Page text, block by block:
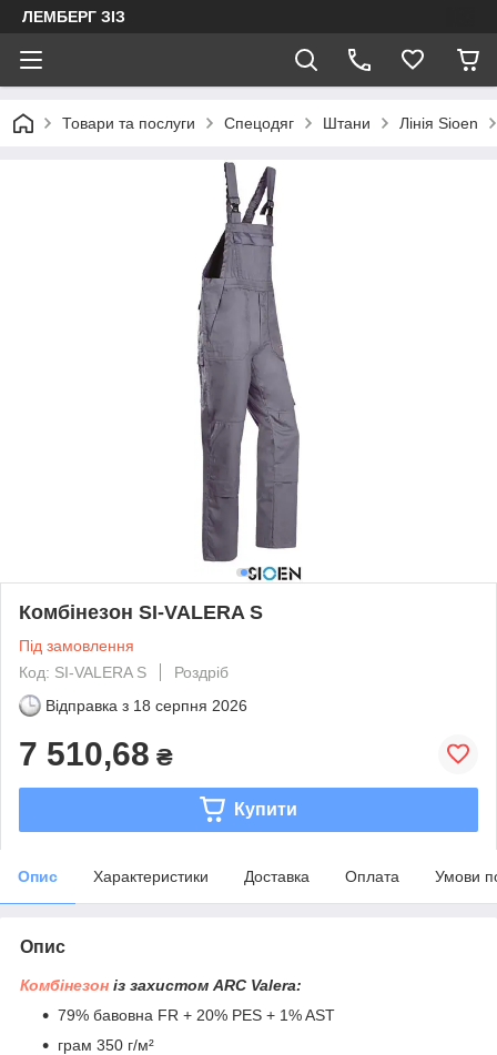
ЛЕМБЕРГ ЗІЗ
Товари та послуги Спецодяг Штани Лінія Sioen
Комбінезон SI-VALERA S
Під замовлення
Код: SI-VALERA S
Роздріб
Відправка з 18 серпня 2026
7 510,68 ₴
Купити
Опис Характеристики Доставка Оплата Умови
Опис
Комбінезон із захистом ARC Valera:
79% бавовна FR + 20% PES + 1% AST
грам 350 г/м²